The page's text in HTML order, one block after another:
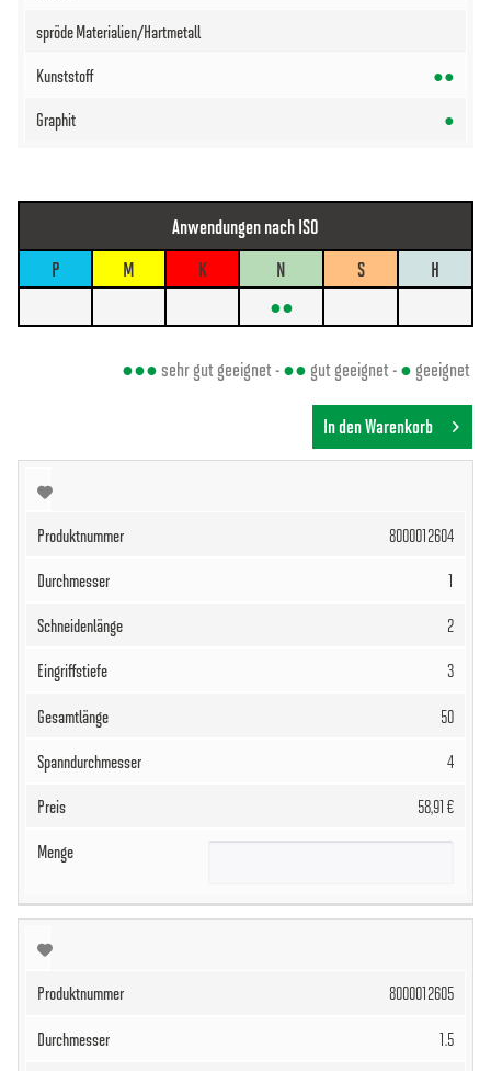
●●
●
Anwendungen nach ISO
P
M K N S
H
●●
●●●sehr gut geeignet -●● gut geeignet -● geeignet
In den Warenkorb
8000012604
1
2
3
50
4
58,91 €
8000012605
1.5